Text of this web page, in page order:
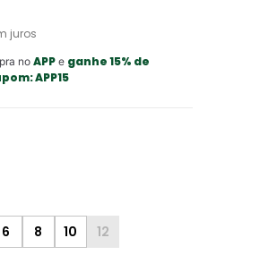
juros
no APPe ganhe 15% de
APP15
6 8 10 12